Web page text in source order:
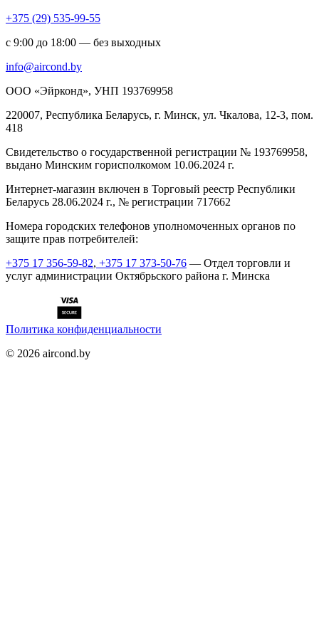
+375 (29) 535-99-55
с 9:00 до 18:00 — без выходных
info@aircond.by
ООО «Эйрконд», УНП 193769958
220007, Республика Беларусь, г. Минск, ул. Чкалова, 12-3, пом.
418
Cвидетельство о государственной регистрации № 193769958,
выдано Минским горисполкомом 10.06.2024 г.
Интернет-магазин включен в Торговый реестр Республики
Беларусь 28.06.2024 г., № регистрации 717662
Номера городских телефонов уполномоченных органов по
защите прав потребителей:
+375 17 356-59-82, +375 17 373-50-76 — Отдел торговли и
услуг администрации Октябрьского района г. Минска
Политика конфиденциальности
© 2026 aircond.by